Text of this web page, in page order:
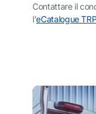
Contattare il
l'eCatalogue